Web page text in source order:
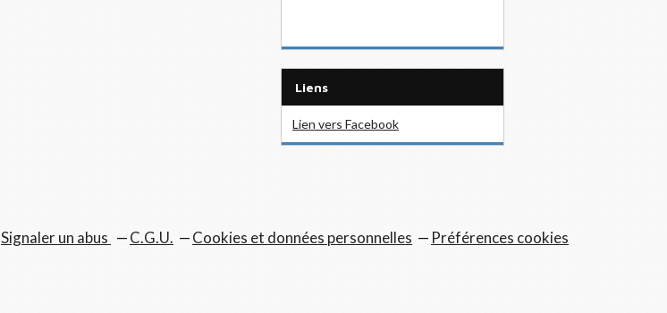
Liens
Lien vers Facebook
Signaler un abus C.G.U. Cookies et données personnelles Préférences cookies